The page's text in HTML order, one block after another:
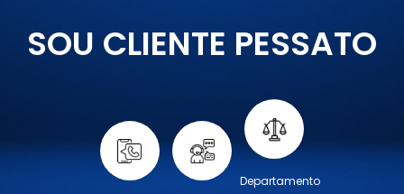
SOU CLIENTE PESSATO
Departamento